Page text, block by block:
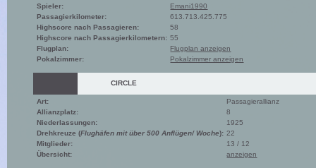
Spieler:
Emani1990
Passagierkilometer:
613.713.425.775
Highscore nach Passagieren:
58
Highscore nach Passagierkilometern: 55
Flugplan:
Flugplan anzeigen
Pokalzimmer:
Pokalzimmer anzeigen
CIRCLE
Art:
Passagierallianz
Allianzplatz:
8
Niederlassungen:
1925
Drehkreuze (Flughäfen mit über 500 Anflügen/ Woche): 22
Mitglieder:
13 / 12
Übersicht:
anzeigen